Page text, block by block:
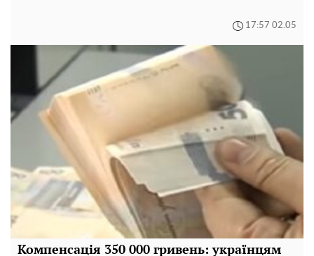
17:57 02.05
Компенсація 350 000 гривень: українцям